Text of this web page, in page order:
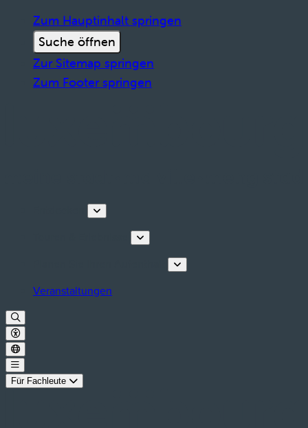
Zum Hauptinhalt springen
Suche öffnen
Zur Sitemap springen
Zum Footer springen
Veranstaltungen
Für Fachleute